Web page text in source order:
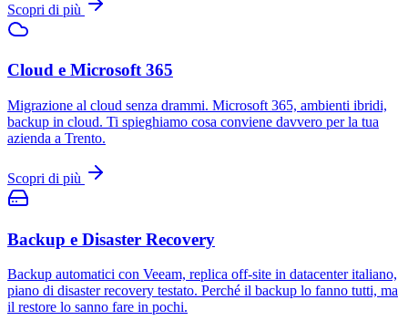
Scopri di più
Cloud e Microsoft 365
Migrazione al cloud senza drammi. Microsoft 365, ambienti ibridi,
backup in cloud. Ti spieghiamo cosa conviene davvero per la tua
azienda a Trento.
Scopri di più
Backup e Disaster Recovery
Backup automatici con Veeam, replica off-site in datacenter italiano,
piano di disaster recovery testato. Perché il backup lo fanno tutti, ma
il restore lo sanno fare in pochi.